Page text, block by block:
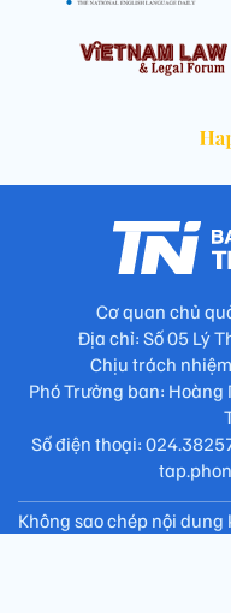
Cơ quan chủ
Địa chỉ: Số 05 Lý
Chịu trách
Phó Trưởng ban: Hoàng
Số điện thoại:
Không sao chép nội